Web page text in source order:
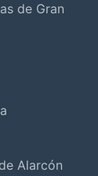
de Gran
Alarcón